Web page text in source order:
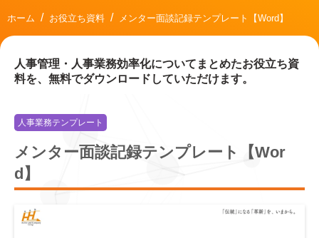
ホーム お役立ち資料 メンター面談記録テンプレート【Word】
人事管理・人事業務効率化についてまとめたお役立ち資
料を、無料でダウンロードしていただけます。
人事業務テンプレート
メンター面談記録テンプレート【Wor
d】